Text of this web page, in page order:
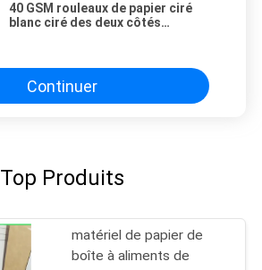
40 GSM rouleaux de papier ciré
blanc ciré des deux côtés
Continuer
Top Produits
matériel de papier de
boîte à aliments de